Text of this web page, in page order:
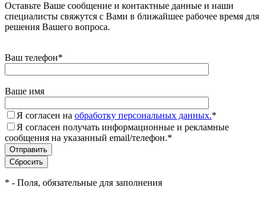
Оставьте Ваше сообщение и контактные данные и наши
специалисты свяжутся с Вами в ближайшее рабочее время для
решения Вашего вопроса.
Ваш телефон*
Ваше имя
Я согласен на обработку персональных данных.*
Я согласен получать информационные и рекламные
сообщения на указанный email/телефон.*
* - Поля, обязательные для заполнения